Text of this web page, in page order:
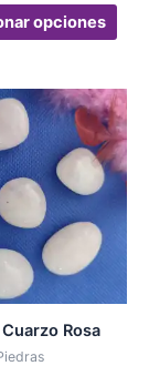
opciones
de
Rosa
Rango
de
precios:
desde
3,95 €
hasta
Este